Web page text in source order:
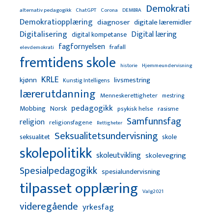
alternativ pedagogikk ChatGPT Corona DEMBRA Demokrati
Demokratiopplæring diagnoser digitale læremidler
Digitalisering digital kompetanse Digital læring
elevdemokrati fagfornyelsen frafall
fremtidens skole historie Hjemmeundervisning
kjønn KRLE Kunstig Intelligens livsmestring
lærerutdanning Menneskerettigheter mestring
Mobbing Norsk pedagogikk psykisk helse rasisme
religion religionsfagene Rettigheter Samfunnsfag
seksualitet Seksualitetsundervisning skole
skolepolitikk skoleutvikling skolevegring
Spesialpedagogikk spesialundervisning
tilpasset opplæring Valg2021
videregående yrkesfag